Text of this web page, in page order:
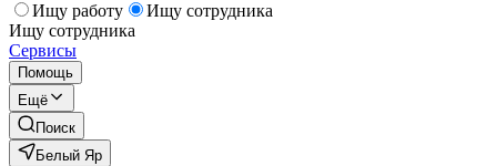
Ищу работу
Ищу сотрудника
Ищу сотрудника
Сервисы
Помощь
Ещё
Поиск
Белый Яр